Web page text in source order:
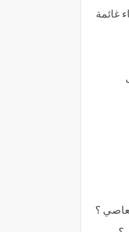
غائمة
؟